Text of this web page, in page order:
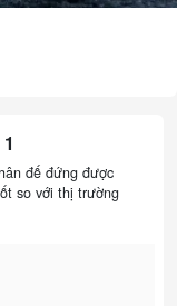
đế đứng được
so với thị trường